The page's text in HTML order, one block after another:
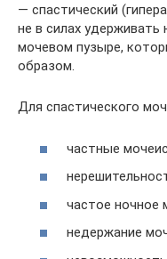
— спастический
не в силах
мочевом пузыре,
образом.
Для спастического
частные
частое ночное
недержание